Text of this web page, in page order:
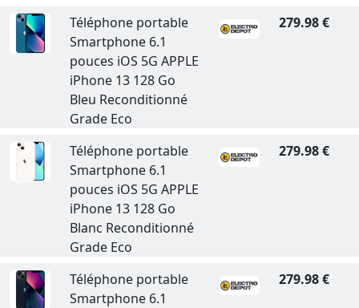
Téléphone portable
Smartphone 6.1
pouces iOS 5G APPLE
iPhone 13 128 Go
Bleu Reconditionné
Grade Eco
279.98 €
Téléphone portable
Smartphone 6.1
pouces iOS 5G APPLE
iPhone 13 128 Go
Blanc Reconditionné
Grade Eco
279.98 €
Téléphone portable
Smartphone 6.1
279.98 €